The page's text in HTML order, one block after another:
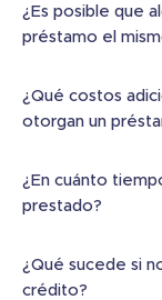
¿Es posible que
préstamo el
¿Qué costos
otorgan un
¿En cuánto
prestado?
¿Qué sucede si
crédito?